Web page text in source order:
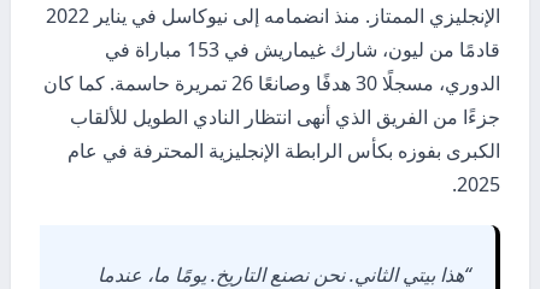
الإنجليزي الممتاز. منذ انضمامه إلى نيوكاسل في يناير 2022
قادمًا من ليون، شارك غيماريش في 153 مباراة في
الدوري، مسجلًا 30 هدفًا وصانعًا 26 تمريرة حاسمة. كما كان
جزءًا من الفريق الذي أنهى انتظار النادي الطويل للألقاب
الكبرى بفوزه بكأس الرابطة الإنجليزية المحترفة في عام
2025.
“هذا بيتي الثاني. نحن نصنع التاريخ. يومًا ما، عندما